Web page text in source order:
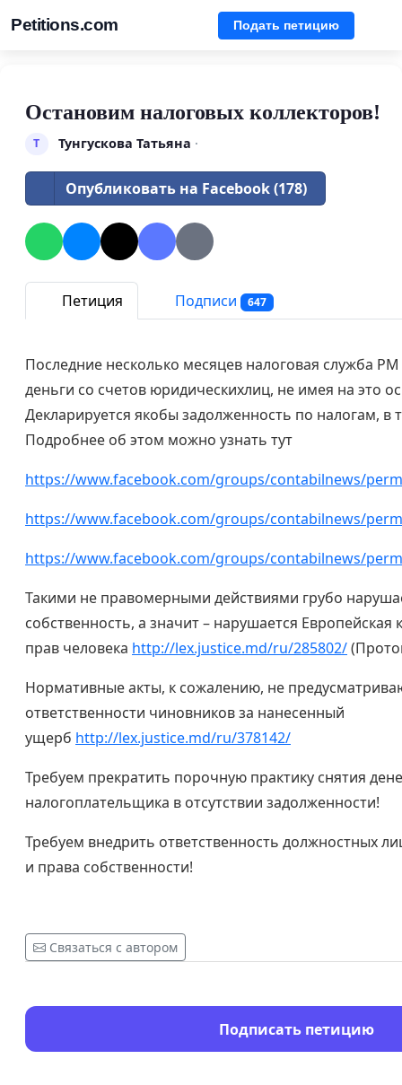
Petitions.com Подать петицию
Остановим налоговых коллекторов!
Т Тунгускова Татьяна ·
Опубликовать на Facebook (178)
Петиция Подписи 647
Последние несколько месяцев налоговая служба
деньги со счетов юридическихлиц, не имея на это
Декларируется якобы задолженность по налогам, в
Подробнее об этом можно узнать тут
https://www.facebook.com/groups/contabilnews/
https://www.facebook.com/groups/contabilnews/
https://www.facebook.com/groups/contabilnews/
Такими не правомерными действиями грубо
собственность, а значит – нарушается
прав человека http://lex.justice.md/ru/285802/
Нормативные акты, к сожалению, не
ответственности чиновников за нанесенный
ущерб http://lex.justice.md/ru/378142/
Требуем прекратить порочную практику снятия
налогоплательщика в отсутствии задолженности!
Требуем внедрить ответственность должностных
и права собственности!
Связаться с автором
Подписать петицию